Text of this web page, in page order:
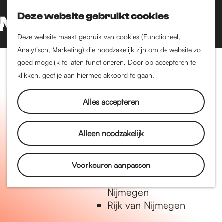
Deze website gebruikt cookies
Deze website maakt gebruik van cookies (Functioneel,
Analytisch, Marketing) die noodzakelijk zijn om de website zo
goed mogelijk te laten functioneren. Door op accepteren te
klikken, geef je aan hiermee akkoord te gaan.
Alles accepteren
Alleen noodzakelijk
Voorkeuren aanpassen
a
Z
o
e
k
e
n
K
a
a
r
t
M
e
n
Dukenburg
Lindenholt
Historie
De oudste stad van
Nederland
Historische tijdlijn
Romeinse Limes
Vrede van Nijmegen
Penning
Natuur in Nijmegen
Groenkaart van
Nijmegen
Rijk van Nijmegen